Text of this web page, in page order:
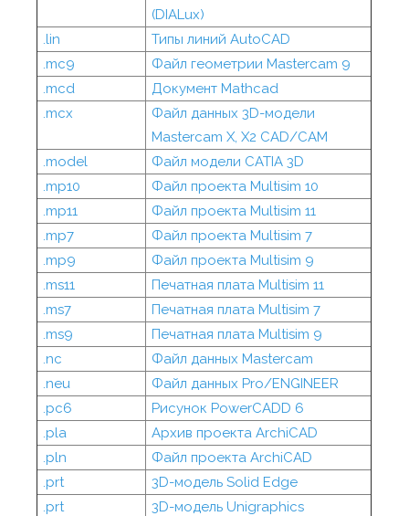
(DIALux)
.lin
Типы линий AutoCAD
.mc9
Файл геометрии Mastercam 9
.mcd
Документ Mathcad
.mcx
Файл данных 3D-модели
Mastercam X, X2 CAD/CAM
.model
Файл модели CATIA 3D
.mp10
Файл проекта Multisim 10
.mp11
Файл проекта Multisim 11
.mp7
Файл проекта Multisim 7
.mp9
Файл проекта Multisim 9
.ms11
Печатная плата Multisim 11
.ms7
Печатная плата Multisim 7
.ms9
Печатная плата Multisim 9
.nc
Файл данных Mastercam
.neu
Файл данных Pro/ENGINEER
.pc6
Рисунок PowerCADD 6
.pla
Архив проекта ArchiCAD
.pln
Файл проекта ArchiCAD
.prt
3D-модель Solid Edge
.prt
3D-модель Unigraphics